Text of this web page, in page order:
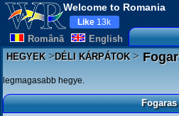
Welcome to Romania
Românã English
Like 13k
HEGYEK>DÉLI KÁRPÁTOK>
legmagasabb hegye.
Fogaras